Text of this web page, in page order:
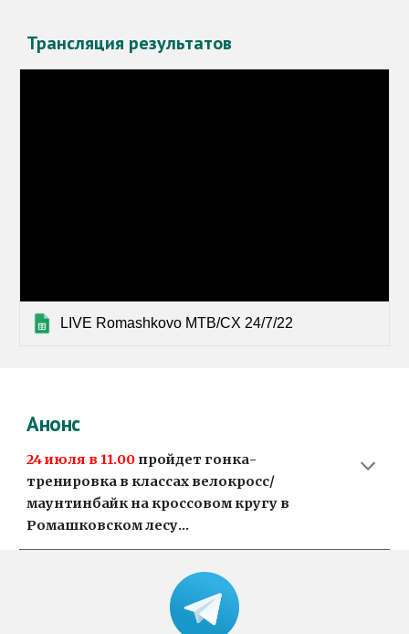
Трансляция результатов
LIVE Romashkovo MTB/CX 24/7/22
Анонс
24 июля в 11.00 пройдет гонка-
тренировка в классах велокросс/
маунтинбайк на кроссовом кругу в
Ромашковском лесу...